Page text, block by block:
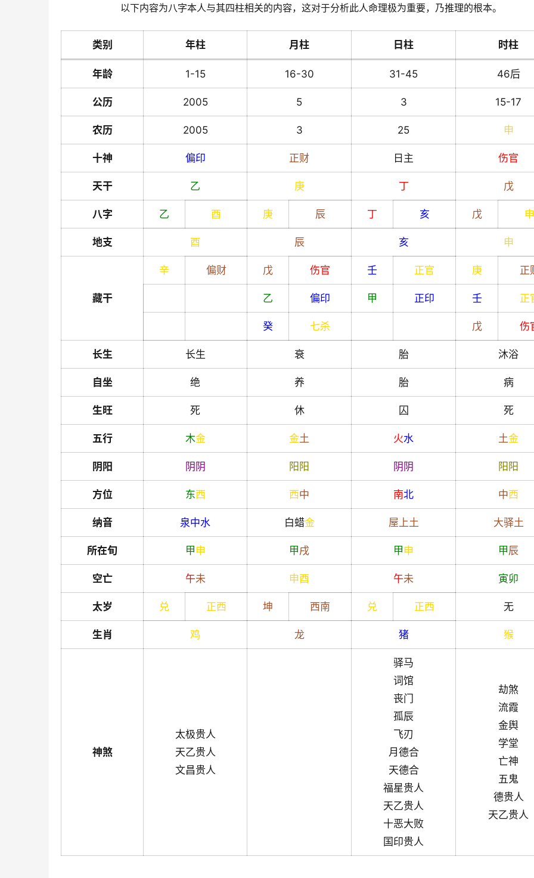
以下内容为八字本人与其四柱相关的内容，这对于分析此人命理极为重要，乃推理的根本。
类别 年柱 月柱 日柱 时柱
年龄 1-15 16-30 31-45 46后
公历 2005 5 3 15-17
农历 2005 3 25 申
十神 偏印 正财 日主 伤官
天干 乙 庚 丁 戊
八字 乙 酉 庚 辰 丁 亥 戊 申
地支 酉 辰 亥 申
藏干
辛 偏财 戊 伤官 壬 正官 庚 正
乙 偏印 甲 正印 壬 正
癸 七杀 戊 伤
长生 长生 衰 胎 沐浴
自坐 绝 养 胎 病
生旺 死 休 囚 死
五行 木金 金土 火水 土金
阴阳 阴 阴 阳 阳 阴 阴 阳 阳
方位 东西 西中 南北 中西
纳音 泉中水 白蜡金 屋上土 大驿土
所在旬 甲申 甲戌 甲申 甲辰
空亡 午未 申酉 午未 寅卯
太岁 兑 正西 坤 西南 兑 正西 无
生肖 鸡 龙 猪 猴
神煞
太极贵人
天乙贵人
文昌贵人
驿马
词馆
丧门
孤辰
飞刃
月德合
天德合
福星贵人
天乙贵人
十恶大败
国印贵人
劫煞
流霞
金舆
学堂
亡神
五鬼
德贵人
天乙贵人